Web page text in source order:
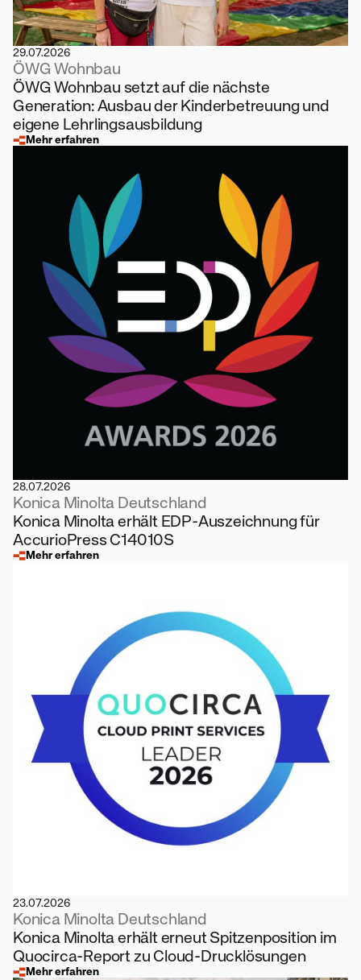
29.07.2026
ÖWG Wohnbau
ÖWG Wohnbau setzt auf die nächste
Generation: Ausbau der Kinderbetreuung und
eigene Lehrlingsausbildung
Mehr erfahren
28.07.2026
Konica Minolta Deutschland
Konica Minolta erhält EDP-Auszeichnung für
AccurioPress C14010S
Mehr erfahren
23.07.2026
Konica Minolta Deutschland
Konica Minolta erhält erneut Spitzenposition im
Quocirca-Report zu Cloud-Drucklösungen
Mehr erfahren